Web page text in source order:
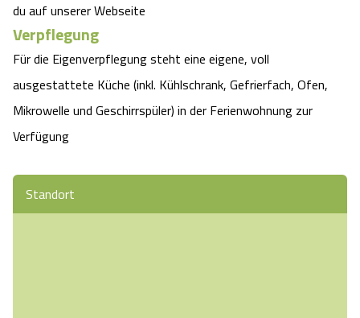
du auf unserer Webseite
Verpflegung
Für die Eigenverpflegung steht eine eigene, voll
ausgestattete Küche (inkl. Kühlschrank, Gefrierfach, Ofen,
Mikrowelle und Geschirrspüler) in der Ferienwohnung zur
Verfügung
Standort